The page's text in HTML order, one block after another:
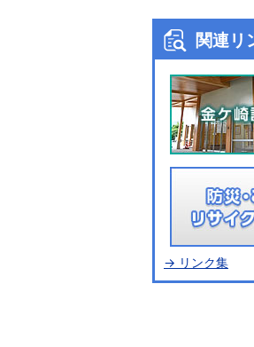
関連リ
→ リンク集